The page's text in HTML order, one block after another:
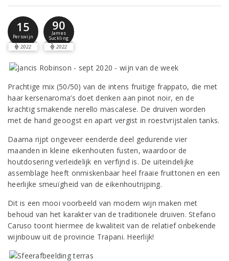
15
Perswijn
2022
90
James
Suckling
2022
Prachtige mix (50/50) van de intens fruitige frappato, die met
haar kersenaroma’s doet denken aan pinot noir, en de
krachtig smakende nerello mascalese. De druiven worden
met de hand geoogst en apart vergist in roestvrijstalen tanks.
Daarna rijpt ongeveer eenderde deel gedurende vier
maanden in kleine eikenhouten fusten, waardoor de
houtdosering verleidelijk en verfijnd is. De uiteindelijke
assemblage heeft onmiskenbaar heel fraaie fruittonen en een
heerlijke smeuïgheid van de eikenhoutrijping.
Dit is een mooi voorbeeld van modern wijn maken met
behoud van het karakter van de traditionele druiven. Stefano
Caruso toont hiermee de kwaliteit van de relatief onbekende
wijnbouw uit de provincie Trapani. Heerlijk!